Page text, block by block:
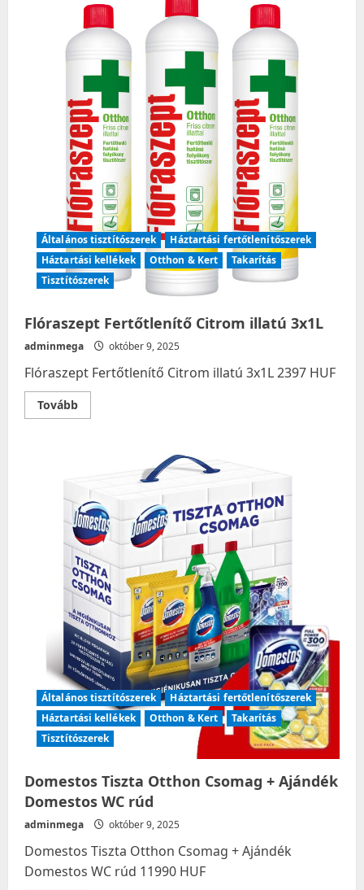
Fertőtlenítő
tisztító
spray
Általános tisztítószerek
Háztartási fertőtlenítőszerek
Háztartási kellékek
Otthon & Kert
Takarítás
Tisztítószerek
Flóraszept Fertőtlenítő Citrom illatú 3x1L
adminmega október 9, 2025
Flóraszept Fertőtlenítő Citrom illatú 3x1L 2397 HUF
TovábbRead
more
Általános tisztítószerek
Háztartási fertőtlenítőszerek
Háztartási kellékek
Otthon & Kert
Takarítás
Tisztítószerek
Domestos Tiszta Otthon Csomag + Ajándék
Domestos WC rúd
adminmega október 9, 2025
Domestos Tiszta Otthon Csomag + Ajándék
Domestos WC rúd 11990 HUF